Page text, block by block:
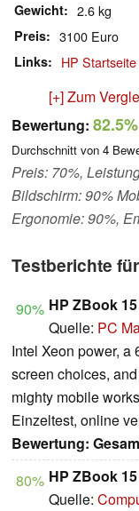
Gewicht 2.6 kg
Preis 3100 Euro
Links HP Startseite
[+] Zum
Bewertung: 82.5%
Durchschnitt von 4
Preis: 70%,
Bildschirm: 90%
Ergonomie: 90%,
Testberichte
90% HP ZBook
Quelle: PC
Intel Xeon power, a
screen choices,
mighty mobile
Einzeltest, online
Bewertung:
80% HP ZBook
Quelle: